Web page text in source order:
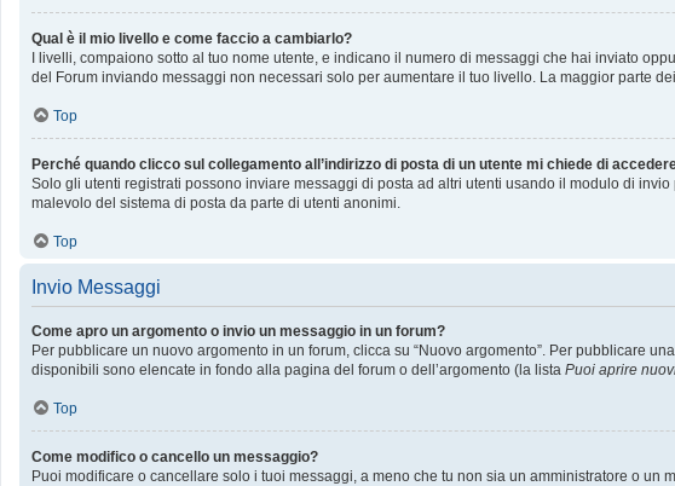
Qual è il mio livello e come faccio a cambiarlo?
I livelli, compaiono sotto al tuo nome utente, e indicano il numero di messaggi che hai inviato
del Forum inviando messaggi non necessari solo per aumentare il tuo livello. La maggior parte
Top
Perché quando clicco sul collegamento all’indirizzo di posta di un utente mi chiede di
Solo gli utenti registrati possono inviare messaggi di posta ad altri utenti usando il modulo di
malevolo del sistema di posta da parte di utenti anonimi.
Top
Invio Messaggi
Come apro un argomento o invio un messaggio in un forum?
Per pubblicare un nuovo argomento in un forum, clicca su “Nuovo argomento”. Per pubblicare
disponibili sono elencate in fondo alla pagina del forum o dell’argomento (la lista Puoi aprire
Top
Come modifico o cancello un messaggio?
Puoi modificare o cancellare solo i tuoi messaggi, a meno che tu non sia un amministratore o